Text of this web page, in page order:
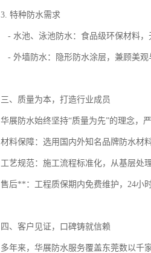
3. 特种防水需求
- 水池、泳池防水：食品级环保材料
- 外墙防水：隐形防水涂层，兼顾美观
三、质量为本，打造行业成员
华展防水始终坚持“质量为先”的理念，
材料保障：选用国内外知名品牌防水材
工艺规范：施工流程标准化，从基层处
售后**：工程质保期内免费维护，24小
四、客户见证，口碑铸就信赖
多年来，华展防水服务覆盖东莞数以千